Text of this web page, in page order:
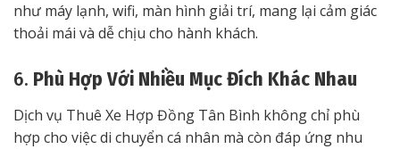
như máy lạnh, wifi, màn hình giải trí, mang lại cảm giác
thoải mái và dễ chịu cho hành khách.
6. Phù Hợp Với Nhiều Mục Đích Khác Nhau
Dịch vụ Thuê Xe Hợp Đồng Tân Bình không chỉ phù
hợp cho việc di chuyển cá nhân mà còn đáp ứng nhu